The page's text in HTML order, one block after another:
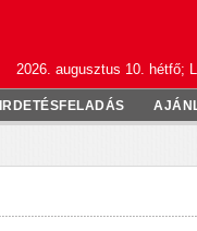
2026. augusztus 10. hétfő;